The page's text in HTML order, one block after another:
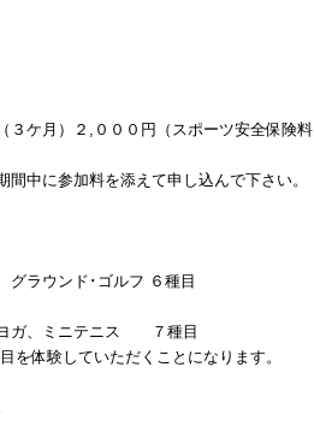
３ケ月）２,０００円（スポーツ安全保険料
中に参加料を添えて申し込んで下さい。
ラウンド･ゴルフ ６種目
ガ、ミニテニス ７種目
体験していただくことになります。